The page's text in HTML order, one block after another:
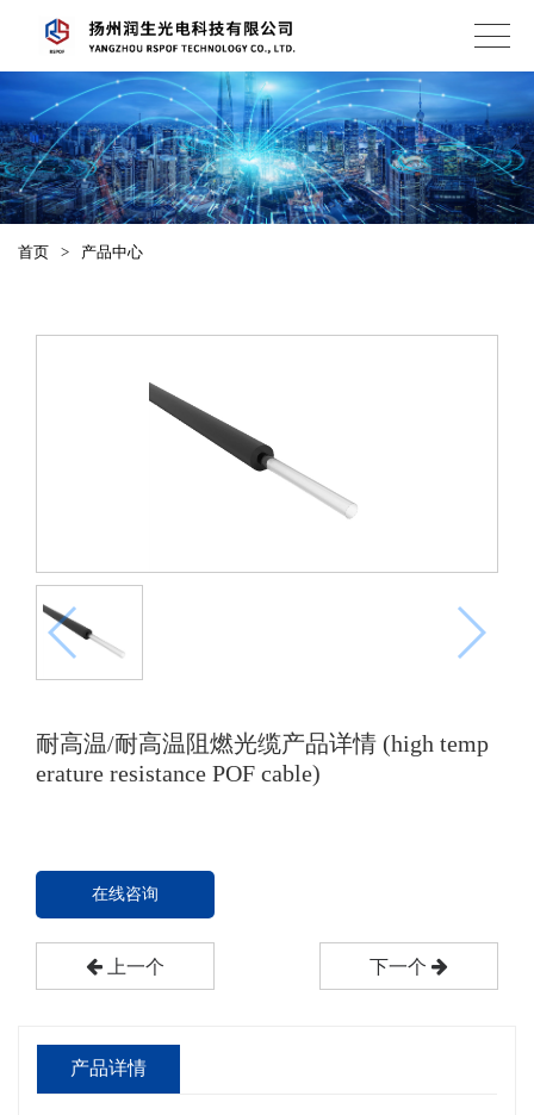
首页 > 产品中心
耐高温/耐高温阻燃光缆产品详情 (high temp
erature resistance POF cable)
在线咨询
上一个 下一个
产品详情